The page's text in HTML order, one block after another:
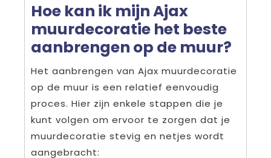
Hoe kan ik mijn Ajax
muurdecoratie het beste
aanbrengen op de muur?
Het aanbrengen van Ajax muurdecoratie
op de muur is een relatief eenvoudig
proces. Hier zijn enkele stappen die je
kunt volgen om ervoor te zorgen dat je
muurdecoratie stevig en netjes wordt
aangebracht: